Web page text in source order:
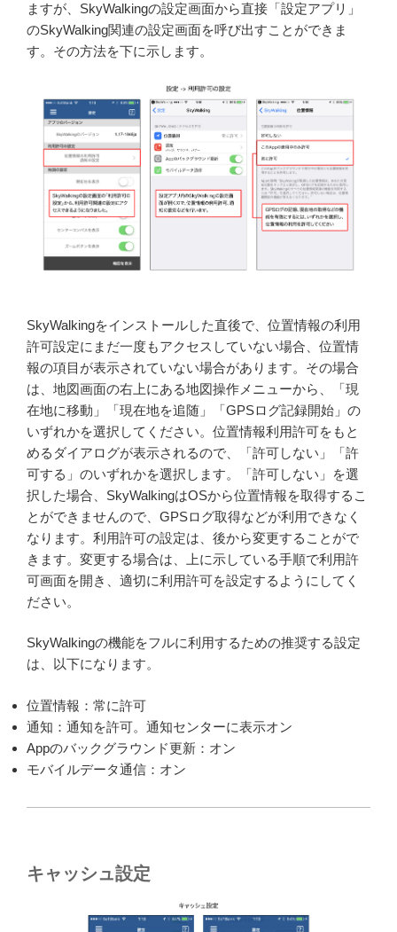
ますが、SkyWalkingの設定画面から直接「設定アプリ」
のSkyWalking関連の設定画面を呼び出すことができま
す。その方法を下に示します。
SkyWalkingをインストールした直後で、位置情報の利用
許可設定にまだ一度もアクセスしていない場合、位置情
報の項目が表示されていない場合があります。その場合
は、地図画面の右上にある地図操作メニューから、「現
在地に移動」「現在地を追随」「GPSログ記録開始」の
いずれかを選択してください。位置情報利用許可をもと
めるダイアログが表示されるので、「許可しない」「許
可する」のいずれかを選択します。「許可しない」を選
択した場合、SkyWalkingはOSから位置情報を取得するこ
とができませんので、GPSログ取得などが利用できなく
なります。利用許可の設定は、後から変更することがで
きます。変更する場合は、上に示している手順で利用許
可画面を開き、適切に利用許可を設定するようにしてく
ださい。
SkyWalkingの機能をフルに利用するための推奨する設定
は、以下になります。
位置情報：常に許可
通知：通知を許可。通知センターに表示オン
Appのバックグラウンド更新：オン
モバイルデータ通信：オン
キャッシュ設定